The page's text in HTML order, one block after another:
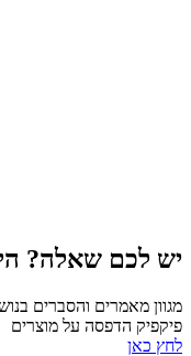
יש לכם שאלה?
מגוון מאמרים והסברים
פיקפיק הדפסה על מוצרים
לחץ כאן